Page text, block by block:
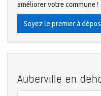
améliorer votre commune !
Soyez le premier à
Auberville en